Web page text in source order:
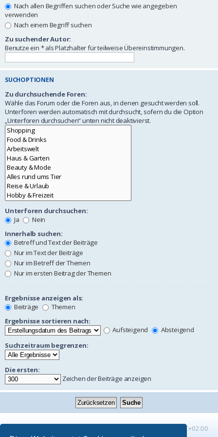
Nach allen Begriffen suchen oder Suche wie angegeben
verwenden
Nach einem Begriff suchen
Zu suchender Autor:
Benutze ein * als Platzhalter für teilweise Übereinstimmungen.
SUCHOPTIONEN
Zu durchsuchende Foren:
Wähle das Forum oder die Foren aus, in denen gesucht werden soll.
Unterforen werden automatisch mit durchsucht, sofern du die Option
„Unterforen durchsuchen“ unten nicht deaktivierst.
Unterforen durchsuchen:
Ja
Nein
Innerhalb suchen:
Betreff und Text der Beiträge
Nur im Text der Beiträge
Nur im Betreff der Themen
Nur im ersten Beitrag der Themen
Ergebnisse anzeigen als:
Beiträge
Themen
Ergebnisse sortieren nach:
Aufsteigend
Absteigend
Suchzeitraum begrenzen:
Die ersten:
Zeichen der Beiträge anzeigen
UTC+02:00